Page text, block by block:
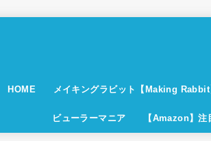
HOME メイキングラビット【Making
ビューラーマニア 【Amazon】